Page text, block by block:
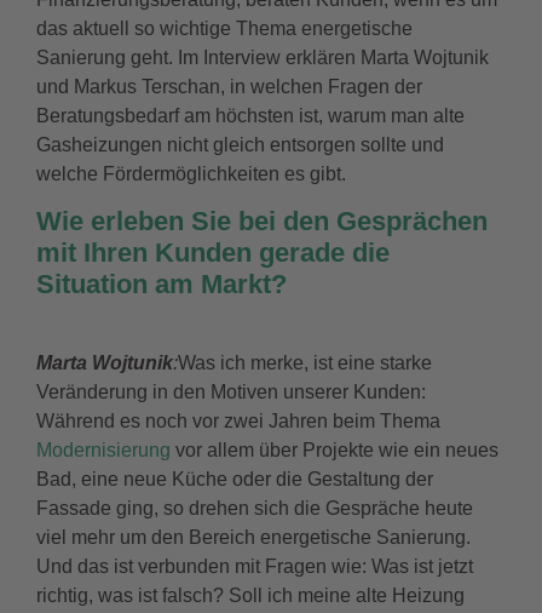
das aktuell so wichtige Thema energetische
Sanierung geht. Im Interview erklären Marta Wojtunik
und Markus Terschan, in welchen Fragen der
Beratungsbedarf am höchsten ist, warum man alte
Gasheizungen nicht gleich entsorgen sollte und
welche Fördermöglichkeiten es gibt.
Wie erleben Sie bei den Gesprächen
mit Ihren Kunden gerade die
Situation am Markt?
Marta Wojtunik:Was ich merke, ist eine starke
Veränderung in den Motiven unserer Kunden:
Während es noch vor zwei Jahren beim Thema
Modernisierung vor allem über Projekte wie ein neues
Bad, eine neue Küche oder die Gestaltung der
Fassade ging, so drehen sich die Gespräche heute
viel mehr um den Bereich energetische Sanierung.
Und das ist verbunden mit Fragen wie: Was ist jetzt
richtig, was ist falsch? Soll ich meine alte Heizung